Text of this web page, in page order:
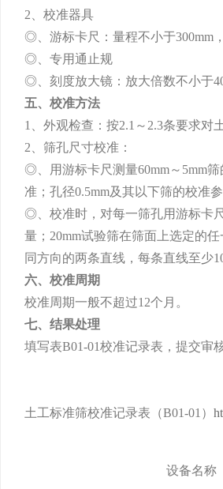
2、校准器具
◎、游标卡尺：量程不小于300mm
◎、专用通止规
◎、刻度放大镜：放大倍数不小于
五、校准方法
1、外观检查：按2.1～2.3条要求对
2、筛孔尺寸校准：
◎、用游标卡尺测量60mm～5mm
准；孔径0.5mm及其以下筛的校准
◎、校准时，对每一筛孔用游标卡
量；20mm试验筛在筛面上选定的
同方向的两条直线，每条直线至少
六、校准周期
校准周期一般不超过12个月。
七、结果处理
填写表B01-01校准记录表，提交审
土工标准筛校准记录表（B01-01）
设备名称